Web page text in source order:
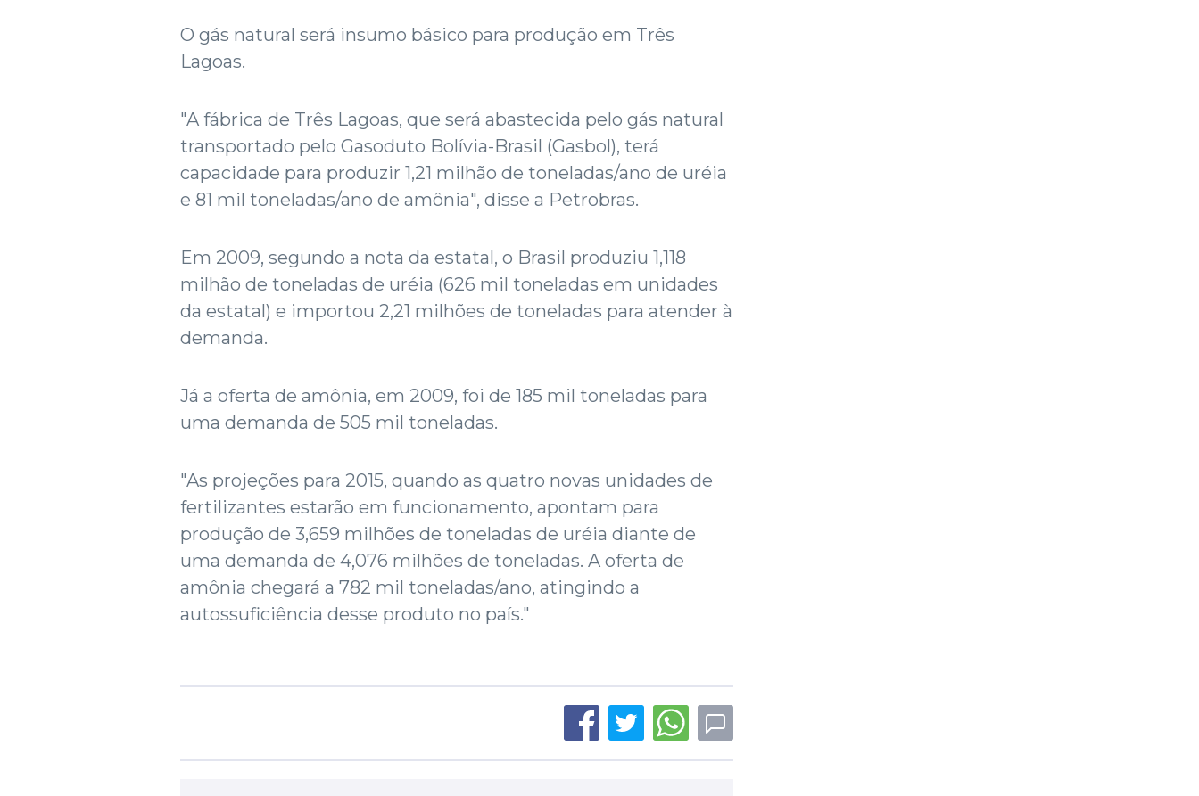
O gás natural será insumo básico para produção em Três
Lagoas.
"A fábrica de Três Lagoas, que será abastecida pelo gás natural
transportado pelo Gasoduto Bolívia-Brasil (Gasbol), terá
capacidade para produzir 1,21 milhão de toneladas/ano de uréia
e 81 mil toneladas/ano de amônia", disse a Petrobras.
Em 2009, segundo a nota da estatal, o Brasil produziu 1,118
milhão de toneladas de uréia (626 mil toneladas em unidades
da estatal) e importou 2,21 milhões de toneladas para atender à
demanda.
Já a oferta de amônia, em 2009, foi de 185 mil toneladas para
uma demanda de 505 mil toneladas.
"As projeções para 2015, quando as quatro novas unidades de
fertilizantes estarão em funcionamento, apontam para
produção de 3,659 milhões de toneladas de uréia diante de
uma demanda de 4,076 milhões de toneladas. A oferta de
amônia chegará a 782 mil toneladas/ano, atingindo a
autossuficiência desse produto no país."